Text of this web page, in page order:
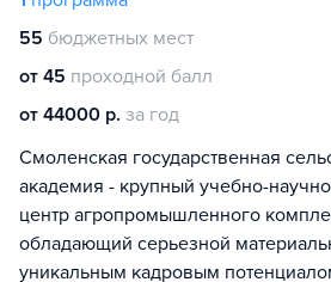
55 бюджетных мест
от 45 проходной балл
от 44000 р. за год
Смоленская государственная
академия - крупный учебно-
центр агропромышленного
обладающий серьезной
уникальным кадровым